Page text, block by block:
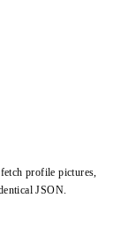
profile pictures,
JSON.